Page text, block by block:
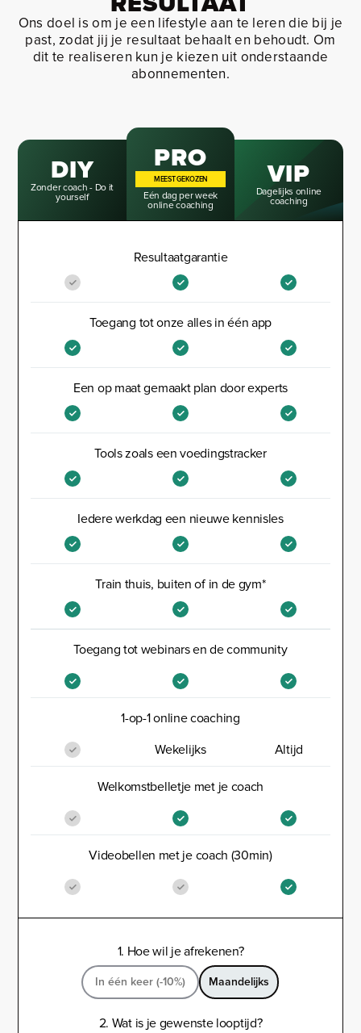
Ons doel is om je een lifestyle aan te leren die bij je
past, zodat jij je resultaat behaalt en behoudt. Om
dit te realiseren kun je kiezen uit onderstaande
abonnementen.
DIY
Zonder coach - Do it
yourself
PRO
MEEST GEKOZEN
Eén dag per week
online coaching
VIP
Dagelijks online
coaching
Toegang tot onze alles in één app
Resultaatgarantie
Een op maat gemaakt plan door experts
Tools zoals een voedingstracker
Iedere werkdag een nieuwe kennisles
Train thuis, buiten of in de gym*
Toegang tot webinars en de community
Welkomstbelletje met je coach
1-op-1 online coaching
Videobellen met je coach (30min)
Wekelijks Altijd
1. Hoe wil je afrekenen?
2. Wat is je gewenste looptijd?
In één keer (-10%) Maandelijks